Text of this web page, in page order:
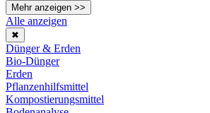
Mehr anzeigen >>
Alle anzeigen
✖
Dünger & Erden
Bio-Dünger
Erden
Pflanzenhilfsmittel
Kompostierungsmittel